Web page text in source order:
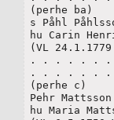
(perhe ba)
s Påhl
hu Carin
(VL
. . . . . .
. . . . . .
(perhe c)
Pehr
hu Maria